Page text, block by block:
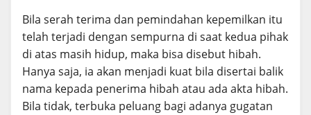
Bila serah terima dan pemindahan kepemilkan itu
telah terjadi dengan sempurna di saat kedua pihak
di atas masih hidup, maka bisa disebut hibah.
Hanya saja, ia akan menjadi kuat bila disertai balik
nama kepada penerima hibah atau ada akta hibah.
Bila tidak, terbuka peluang bagi adanya gugatan